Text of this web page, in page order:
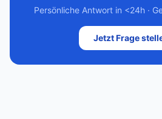
Persönliche Antwort in <24h ·
Jetzt Frage